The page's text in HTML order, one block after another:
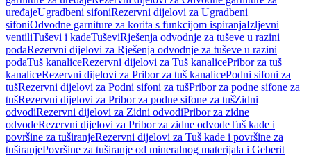
uređajeUgradbeni sifoniRezervni dijelovi za Ugradbeni
sifoniOdvodne garniture za korita s funkcijom ispiranjaIzljevni
ventiliTuševi i kadeTuševiRješenja odvodnje za tuševe u razini
podaRezervni dijelovi za Rješenja odvodnje za tuševe u razini
podaTuš kanaliceRezervni dijelovi za Tuš kanalicePribor za tuš
kanaliceRezervni dijelovi za Pribor za tuš kanalicePodni sifoni za
tušRezervni dijelovi za Podni sifoni za tušPribor za podne sifone za
tušRezervni dijelovi za Pribor za podne sifone za tušZidni
odvodiRezervni dijelovi za Zidni odvodiPribor za zidne
odvodeRezervni dijelovi za Pribor za zidne odvodeTuš kade i
površine za tuširanjeRezervni dijelovi za Tuš kade i površine za
tuširanjePovršine za tuširanje od mineralnog materijala i Geberit